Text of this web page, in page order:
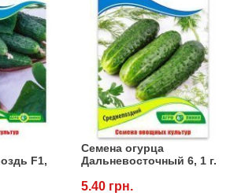
F1,
Семена огурца
Дальневосточный 6, 1 г.
5.40 грн.
травы
слепней
от мух
от моли
от капустницы
от кротов